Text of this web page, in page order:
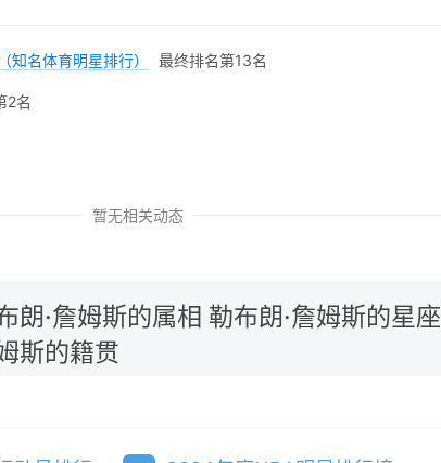
名体育明星排行） 最终排名第13名
2名
暂无相关动态
朗·詹姆斯的属相 勒布朗·詹姆斯的星座
斯的籍贯